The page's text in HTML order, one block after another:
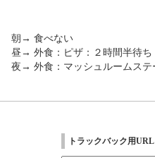
朝→ 食べない
昼→ 外食：ピザ：２時間半待ち
夜→ 外食：マッシュルームステ
トラックバック用URL